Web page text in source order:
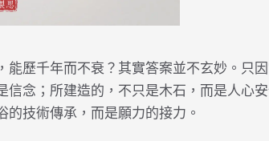
能歷千年而不衰？其實答案並不玄妙。只
信念；所建造的，不只是木石，而是人心
的技術傳承，而是願力的接力。